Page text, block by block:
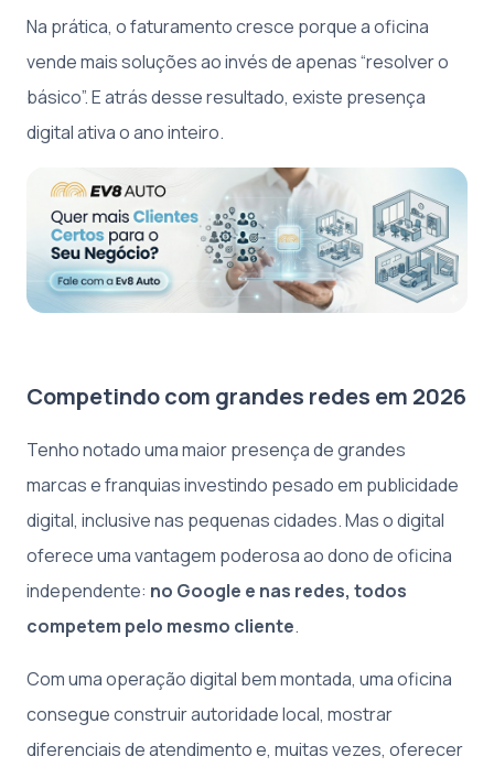
Na prática, o faturamento cresce porque a oficina
vende mais soluções ao invés de apenas “resolver o
básico”. E atrás desse resultado, existe presença
digital ativa o ano inteiro.
Competindo com grandes redes em 2026
Tenho notado uma maior presença de grandes
marcas e franquias investindo pesado em publicidade
digital, inclusive nas pequenas cidades. Mas o digital
oferece uma vantagem poderosa ao dono de oficina
independente: no Google e nas redes, todos
competem pelo mesmo cliente.
Com uma operação digital bem montada, uma oficina
consegue construir autoridade local, mostrar
diferenciais de atendimento e, muitas vezes, oferecer